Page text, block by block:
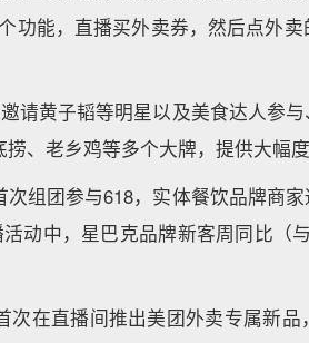
功能，直播买外卖券，然后点外
请黄子韬等明星以及美食达人参
、老乡鸡等多个大牌，提供大幅度
组团参与618，实体餐饮品牌商
动中，星巴克品牌新客周同比（
次在直播间推出美团外卖专属新